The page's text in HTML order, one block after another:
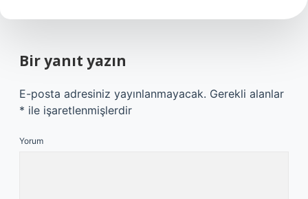
Bir yanıt yazın
E-posta adresiniz yayınlanmayacak. Gerekli alanlar
* ile işaretlenmişlerdir
Yorum